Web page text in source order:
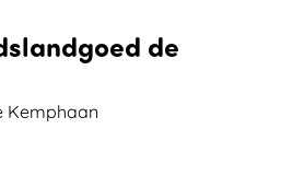
de
Kemphaan